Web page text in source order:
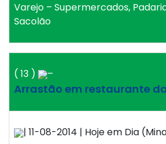
Varejo – Supermercados,
Sacolão
( 13 ) –
Arrastão em restaurante
| 11-08-2014 | Hoje em Dia